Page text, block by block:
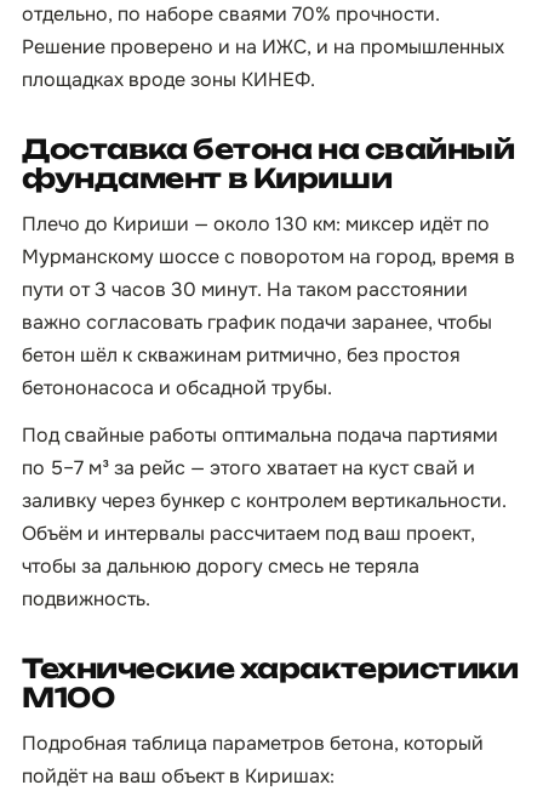
отдельно, по наборе сваями 70% прочности.
Решение проверено и на ИЖС, и на промышленных
площадках вроде зоны КИНЕФ.
Доставка бетона на свайный
фундамент в Кириши
Плечо до Кириши — около 130 км: миксер идёт по
Мурманскому шоссе с поворотом на город, время в
пути от 3 часов 30 минут. На таком расстоянии
важно согласовать график подачи заранее, чтобы
бетон шёл к скважинам ритмично, без простоя
бетононасоса и обсадной трубы.
Под свайные работы оптимальна подача партиями
по 5–7 м³ за рейс — этого хватает на куст свай и
заливку через бункер с контролем вертикальности.
Объём и интервалы рассчитаем под ваш проект,
чтобы за дальнюю дорогу смесь не теряла
подвижность.
Технические характеристики
М100
Подробная таблица параметров бетона, который
пойдёт на ваш объект в Киришах: